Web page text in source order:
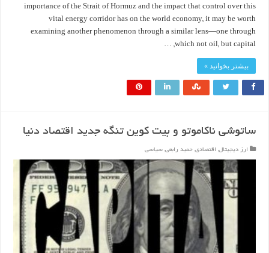
importance of the Strait of Hormuz and the impact that control over this
vital energy corridor has on the world economy, it may be worth
examining another phenomenon through a similar lens—one through
which not oil, but capital, …
بیشتر بخوانید »
ساتوشی ناکاموتو و بیت کوین تنگه جدید اقتصاد دنیا
ارز دیجیتال, اقتصادی, حمید رابعی, سیاسی